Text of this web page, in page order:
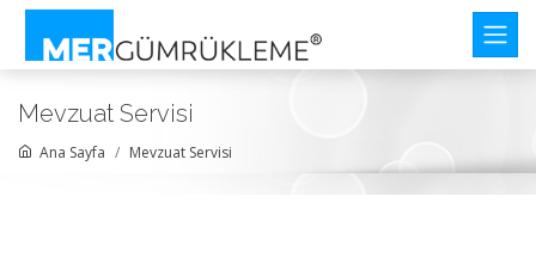
Mevzuat Servisi
Ana Sayfa Mevzuat Servisi